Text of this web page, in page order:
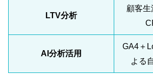
LTV分析
顧客生
AI分析活用
GA4＋
よる